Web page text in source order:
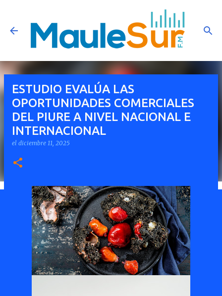
Ir al contenido principal
ESTUDIO EVALÚA LAS
OPORTUNIDADES COMERCIALES
DEL PIURE A NIVEL NACIONAL E
INTERNACIONAL
el diciembre 11, 2025